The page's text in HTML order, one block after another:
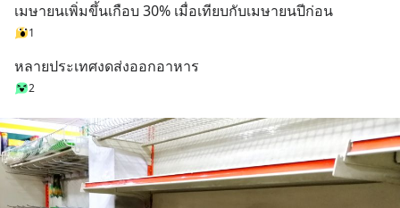
เมษายนเพิ่มขึ้นเกือบ 30% เมื่อเทียบกับเมษายนปีก่อน
1
หลายประเทศงดส่งออกอาหาร
2